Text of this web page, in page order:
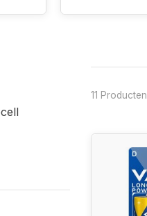
11 Producten